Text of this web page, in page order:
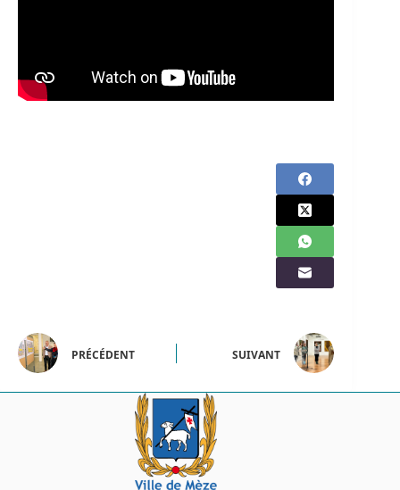
PRÉCÉDENT SUIVANT